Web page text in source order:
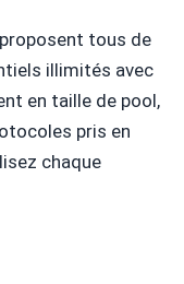
tous de
illimités avec
en taille de pool,
pris en
chaque